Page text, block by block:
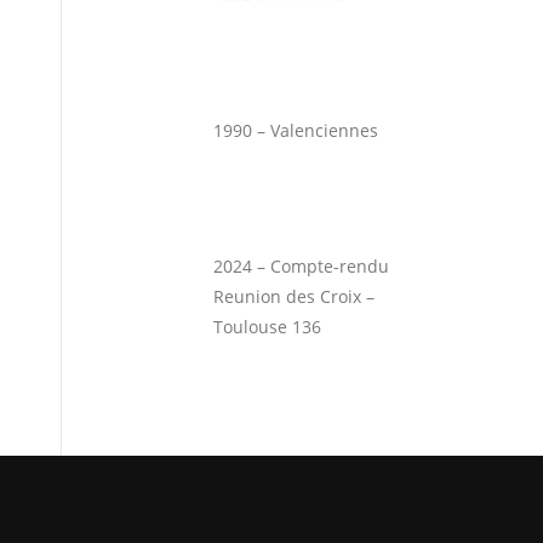
1990 – Valenciennes
2024 – Compte-rendu
Reunion des Croix –
Toulouse 136